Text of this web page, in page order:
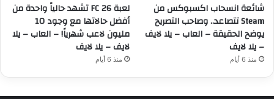
شائعة انسحاب اكسبوكس من
Steam تتصاعد.. وصاحب التصريح
يوضح الحقيقة – العاب – يلا لايف
– يلا لايف
منذ 6 أيام
لعبة FC 26 تشهد حالياً واحدة من
أفضل حالاتها مع وجود 10
مليون لاعب شهرياً! – العاب – يلا
لايف – يلا لايف
منذ 6 أيام